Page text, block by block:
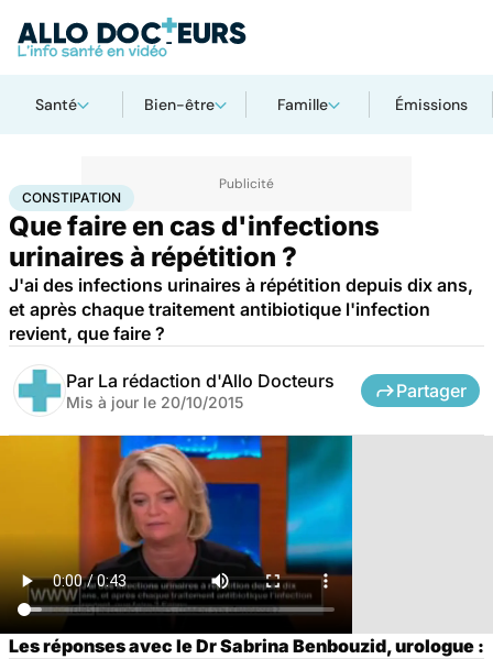
Santé Bien-être Famille Émissions
AccueilSantéConstipation
CONSTIPATION
Que faire en cas d'infections
urinaires à répétition ?
J'ai des infections urinaires à répétition depuis dix ans,
et après chaque traitement antibiotique l'infection
revient, que faire ?
Par La rédaction d'Allo Docteurs
Mis à jour le 20/10/2015
Partager
Les réponses avec le Dr Sabrina Benbouzid, urologue :